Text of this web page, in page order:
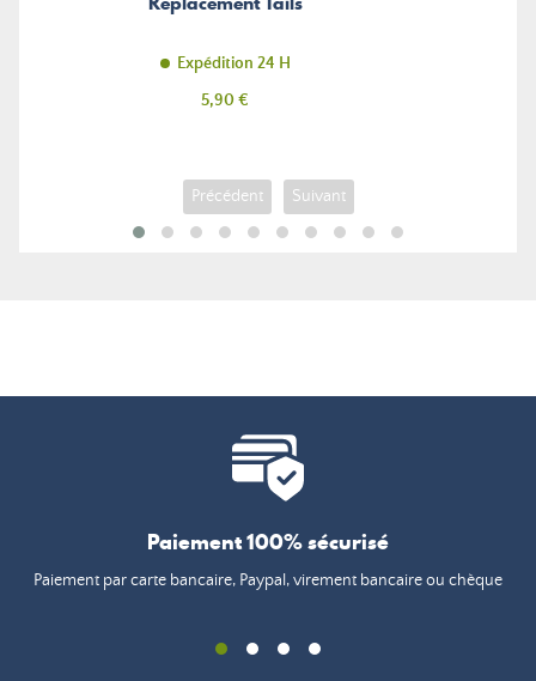
Expédition 24 H
Prix
5,90 €
Précédent Suivant
Paiement 100% sécurisé
Paiement par carte bancaire, Paypal, virement bancaire ou chèque